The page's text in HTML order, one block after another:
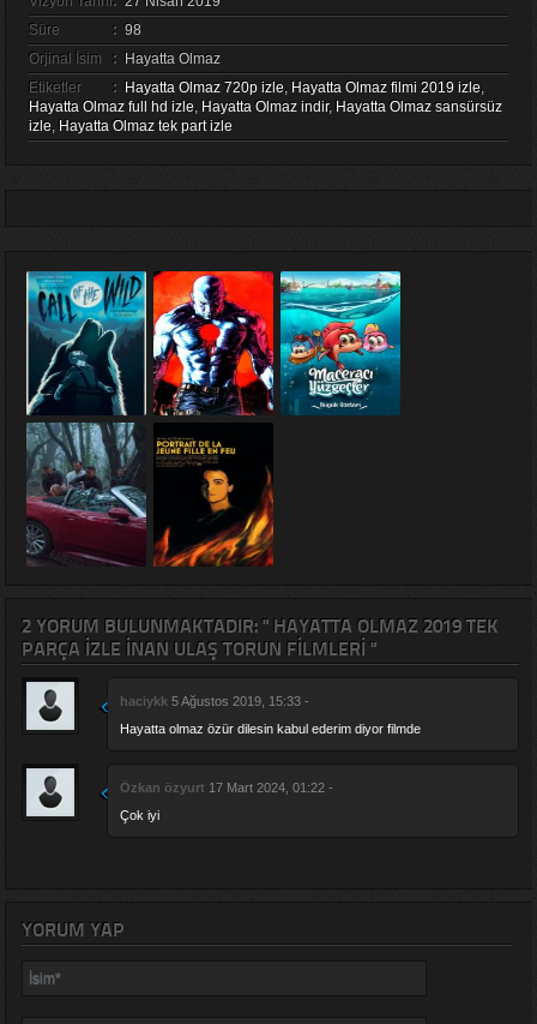
Süre
: 98
Orjinal İsim
: Hayatta Olmaz
Etiketler
: Hayatta Olmaz 720p izle, Hayatta Olmaz filmi 2019 izle,
Hayatta Olmaz full hd izle, Hayatta Olmaz indir, Hayatta Olmaz sansürsüz
izle, Hayatta Olmaz tek part izle
2 YORUM BULUNMAKTADIR: " HAYATTA OLMAZ 2019 TEK
PARÇA IZLE İNAN ULAŞ TORUN FILMLERI "
haciykk 5 Ağustos 2019, 15:33 -
Hayatta olmaz özür dilesin kabul ederim diyor filmde
Özkan özyurt 17 Mart 2024, 01:22 -
Çok iyi
YORUM YAP